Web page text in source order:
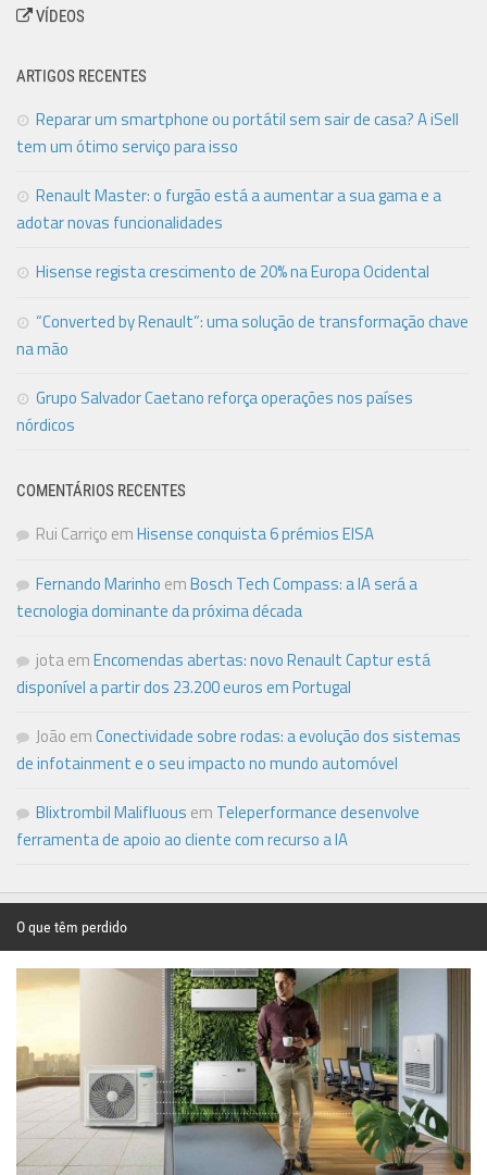
VÍDEOS
ARTIGOS RECENTES
Reparar um smartphone ou portátil sem sair de casa? A iSell
tem um ótimo serviço para isso
Renault Master: o furgão está a aumentar a sua gama e a
adotar novas funcionalidades
Hisense regista crescimento de 20% na Europa Ocidental
“Converted by Renault”: uma solução de transformação chave
na mão
Grupo Salvador Caetano reforça operações nos países
nórdicos
COMENTÁRIOS RECENTES
Rui Carriço emHisense conquista 6 prémios EISA
Fernando Marinho emBosch Tech Compass: a IA será a
tecnologia dominante da próxima década
jotaemEncomendas abertas: novo Renault Captur está
disponível a partir dos 23.200 euros em Portugal
João emConectividade sobre rodas: a evolução dos sistemas
de infotainment e o seu impacto no mundo automóvel
Blixtrombil Malifluous em Teleperformance desenvolve
ferramenta de apoio ao cliente com recurso a IA
O que têm perdido